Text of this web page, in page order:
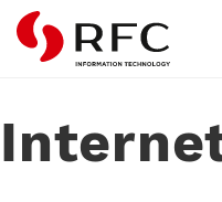
RFC